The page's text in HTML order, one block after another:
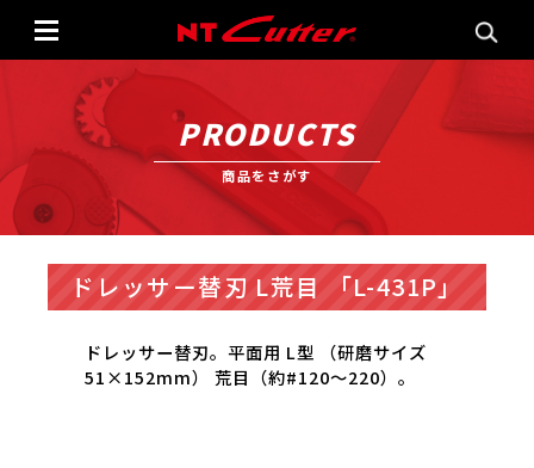
PRODUCTS
商品をさがす
ドレッサー替刃 L荒目 「L-431P」
ドレッサー替刃。平面用 L型 （研磨サイズ
51×152mm） 荒目（約#120〜220）。